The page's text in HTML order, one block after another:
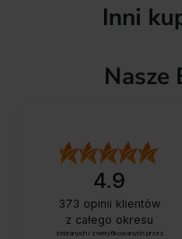
Inni
Nasze
4.9
373 opinii klientów
z całego okresu
zebranych i zweryfikowanych przez